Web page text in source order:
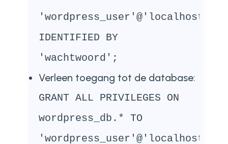
'wordpress_user'@'localhost'
IDENTIFIED BY
'wachtwoord';
Verleen toegang tot de database:
GRANT ALL PRIVILEGES ON
wordpress_db.* TO
'wordpress_user'@'localhost';